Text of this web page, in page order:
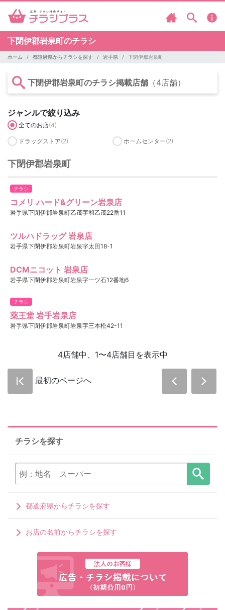
下閉伊郡岩泉町のチラシ
ホーム 都道府県からチラシを探す 岩手県 下閉伊郡岩泉町
下閉伊郡岩泉町のチラシ掲載店舗 （4店舗）
ジャンルで絞り込み
全てのお店(4)
ドラッグストア(2) ホームセンター(2)
下閉伊郡岩泉町
チラシ
コメリ ハード&グリーン岩泉店
岩手県下閉伊郡岩泉町乙茂字和乙茂22番11
ツルハドラッグ 岩泉店
岩手県下閉伊郡岩泉町岩泉字太田18-1
DCMニコット 岩泉店
岩手県下閉伊郡岩泉町岩泉字一ツ石12番地6
チラシ
薬王堂 岩手岩泉店
岩手県下閉伊郡岩泉町岩泉字三本松42-11
4店舗中、1〜4店舗目を表示中
最初のページへ
チラシを探す
都道府県からチラシを探す
お店の名前からチラシを探す